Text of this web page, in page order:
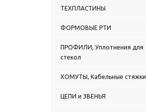
ТЕХПЛАСТИНЫ
ФОРМОВЫЕ РТИ
ПРОФИЛИ, Уплотнения для
стекол
ХОМУТЫ, Кабельные стяжки
ЦЕПИ и ЗВЕНЬЯ